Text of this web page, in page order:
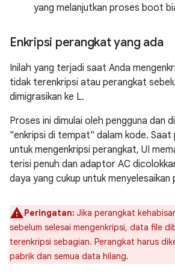
yang melanjutkan proses boot
Enkripsi perangkat yang ada
Inilah yang terjadi saat Anda
tidak terenkripsi atau perangkat
dimigrasikan ke L.
Proses ini dimulai oleh pengguna dan
"enkripsi di tempat" dalam kode. Saat
untuk mengenkripsi perangkat, UI
terisi penuh dan adaptor AC
daya yang cukup untuk menyelesaikan
Peringatan: Jika perangkat
sebelum selesai mengenkripsi, data file
terenkripsi sebagian. Perangkat harus
pabrik dan semua data hilang.